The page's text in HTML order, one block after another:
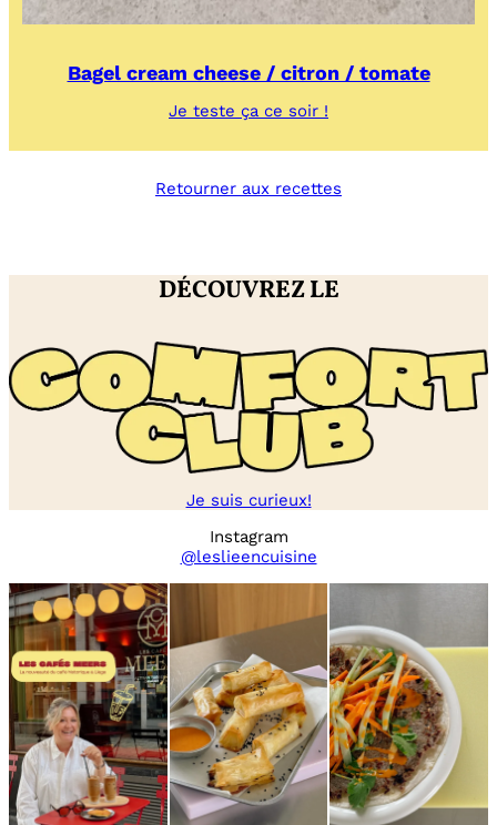
Bagel cream cheese / citron / tomate
Je teste ça ce soir !
cream
/
Retourner aux recettes
DÉCOUVREZ LE
Je suis curieux!
Instagram
@leslieencuisine